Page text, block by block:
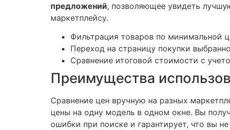
предложений, позволяющее увидеть
маркетплейсу.
Фильтрация товаров по минимальной
Переход на страницу покупки
Сравнение итоговой стоимости с
Преимущества
Сравнение цен вручную на разных
цены на одну модель в одном окне. Вы
ошибки при поиске и гарантирует, что вы